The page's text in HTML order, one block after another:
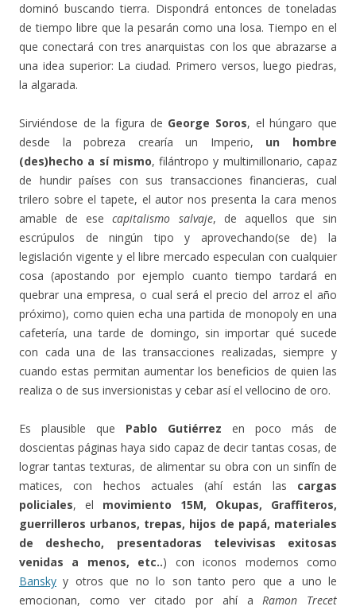
dominó buscando tierra. Dispondrá entonces de toneladas
de tiempo libre que la pesarán como una losa. Tiempo en el
que conectará con tres anarquistas con los que abrazarse a
una idea superior: La ciudad. Primero versos, luego piedras,
la algarada.
Sirviéndose de la figura de George Soros, el húngaro que
desde la pobreza crearía un Imperio, un hombre
(des)hecho a sí mismo, filántropo y multimillonario, capaz
de hundir países con sus transacciones financieras, cual
trilero sobre el tapete, el autor nos presenta la cara menos
amable de esecapitalismo salvaje, de aquellos que sin
escrúpulos de ningún tipo y aprovechando(se de) la
legislación vigente y el libre mercado especulan con cualquier
cosa (apostando por ejemplo cuanto tiempo tardará en
quebrar una empresa, o cual será el precio del arroz el año
próximo), como quien echa una partida de monopoly en una
cafetería, una tarde de domingo, sin importar qué sucede
con cada una de las transacciones realizadas, siempre y
cuando estas permitan aumentar los beneficios de quien las
realiza o de sus inversionistas y cebar así el vellocino de oro.
Es plausible que Pablo Gutiérrez en poco más de
doscientas páginas haya sido capaz de decir tantas cosas, de
lograr tantas texturas, de alimentar su obra con un sinfín de
matices, con hechos actuales (ahí están las cargas
policiales, el movimiento 15M, Okupas, Graffiteros,
guerrilleros urbanos, trepas, hijos de papá, materiales
de deshecho, presentadoras televivisas exitosas
venidas a menos, etc..) con iconos modernos como
Bansky y otros que no lo son tanto pero que a uno le
emocionan, como ver citado por ahí aRamon Trecet